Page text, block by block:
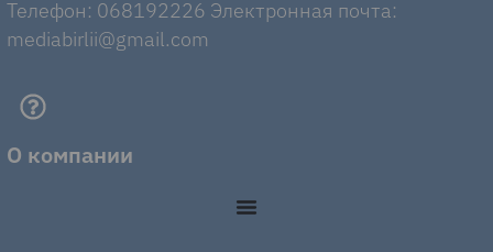
Телефон: 068192226 Электронная почта:
mediabirlii@gmail.com
О компании